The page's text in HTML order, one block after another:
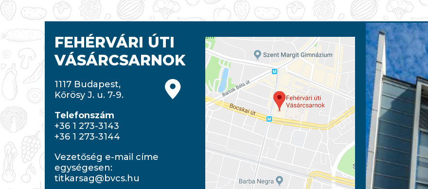
FEHÉRVÁRI ÚTI
VÁSÁRCSARNOK
1117 Budapest,
Kőrösy J. u. 7-9.
Telefonszám
+36 1 273-3143
+36 1 273-3144
Vezetőség e-mail címe
egységesen:
titkarsag@bvcs.hu